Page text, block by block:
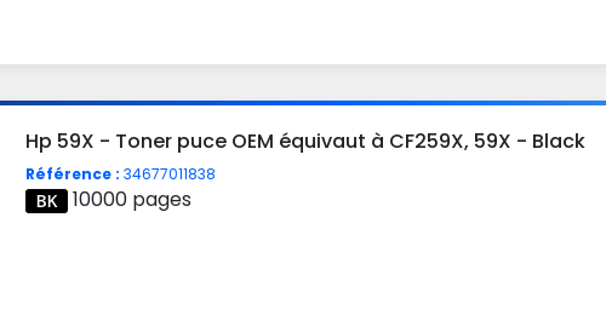
Hp 59X - Toner puce OEM équivaut à CF259X, 59X - Black
Référence : 34677011838
10000 pages